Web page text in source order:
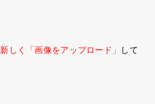
新しく「画像をアップロード」
して